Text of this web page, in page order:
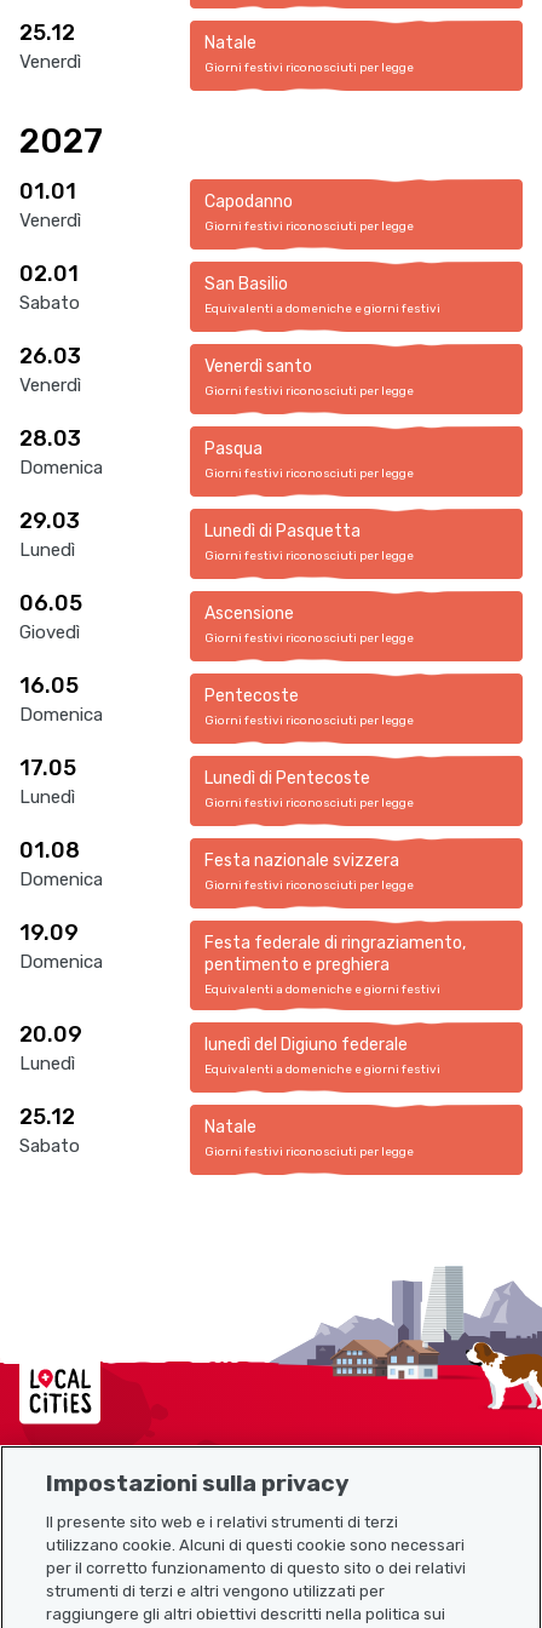
25.12
Venerdì
Natale
Giorni festivi riconosciuti per legge
2027
01.01
Venerdì
Capodanno
Giorni festivi riconosciuti per legge
02.01
Sabato
San Basilio
Equivalenti a domeniche e giorni festivi
26.03
Venerdì
Venerdì santo
Giorni festivi riconosciuti per legge
28.03
Domenica
Pasqua
Giorni festivi riconosciuti per legge
29.03
Lunedì
Lunedì di Pasquetta
Giorni festivi riconosciuti per legge
06.05
Giovedì
Ascensione
Giorni festivi riconosciuti per legge
16.05
Domenica
Pentecoste
Giorni festivi riconosciuti per legge
17.05
Lunedì
Lunedì di Pentecoste
Giorni festivi riconosciuti per legge
01.08
Domenica
Festa nazionale svizzera
Giorni festivi riconosciuti per legge
19.09
Domenica
Festa federale di ringraziamento,
pentimento e preghiera
Equivalenti a domeniche e giorni festivi
20.09
Lunedì
lunedì del Digiuno federale
Equivalenti a domeniche e giorni festivi
25.12
Sabato
Natale
Giorni festivi riconosciuti per legge
Localcities
Link utili
Impostazioni sulla privacy
Il presente sito web e i relativi strumenti di terzi
utilizzano cookie. Alcuni di questi cookie sono necessari
per il corretto funzionamento di questo sito o dei relativi
strumenti di terzi e altri vengono utilizzati per
raggiungere gli altri obiettivi descritti nella politica sui